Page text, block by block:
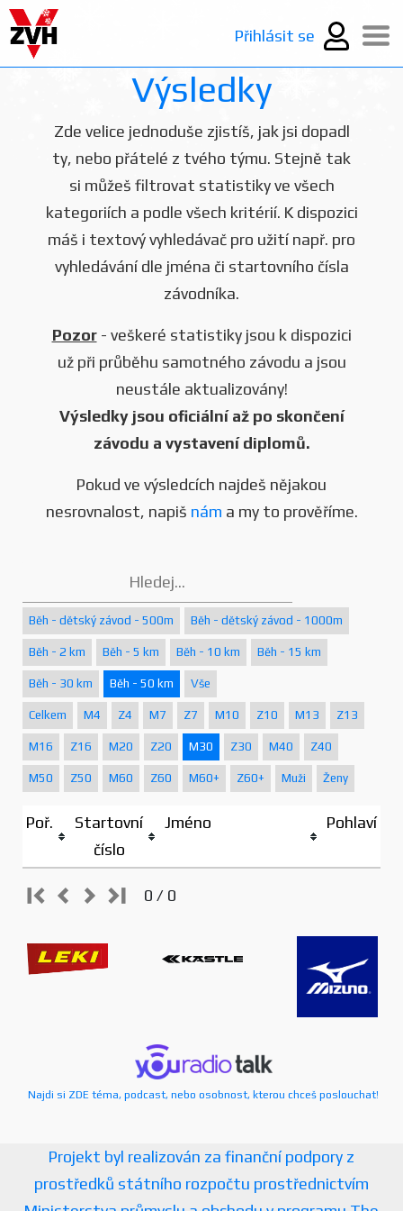
Přihlásit se
Výsledky
Zde velice jednoduše zjistíš, jak jsi dopadl
ty, nebo přátelé z tvého týmu. Stejně tak
si můžeš filtrovat statistiky ve všech
kategoriích a podle všech kritérií. K dispozici
máš i textový vyhledávač pro užití např. pro
vyhledávání dle jména či startovního čísla
závodníka.
Pozor- veškeré statistiky jsou k dispozici
už při průběhu samotného závodu a jsou
neustále aktualizovány!
Výsledky jsou oficiální až po skončení
závodu a vystavení diplomů.
Pokud ve výsledcích najdeš nějakou
nesrovnalost, napiš nám a my to prověříme.
Běh - dětský závod - 500m Běh - dětský závod - 1000m
Běh - 2 km Běh - 5 km Běh - 10 km Běh - 15 km
Běh - 30 km Běh - 50 km Vše
Celkem M4 Z4 M7 Z7 M10 Z10 M13 Z13
M16 Z16 M20 Z20 M30 Z30 M40 Z40
M50 Z50 M60 Z60 M60+ Z60+ Muži Ženy
Poř.
Startovní
číslo
Jméno Pohlaví
0 / 0
Najdi si ZDE téma, podcast, nebo osobnost, kterou chceš poslouchat!
Projekt byl realizován za finanční podpory z
prostředků státního rozpočtu prostřednictvím